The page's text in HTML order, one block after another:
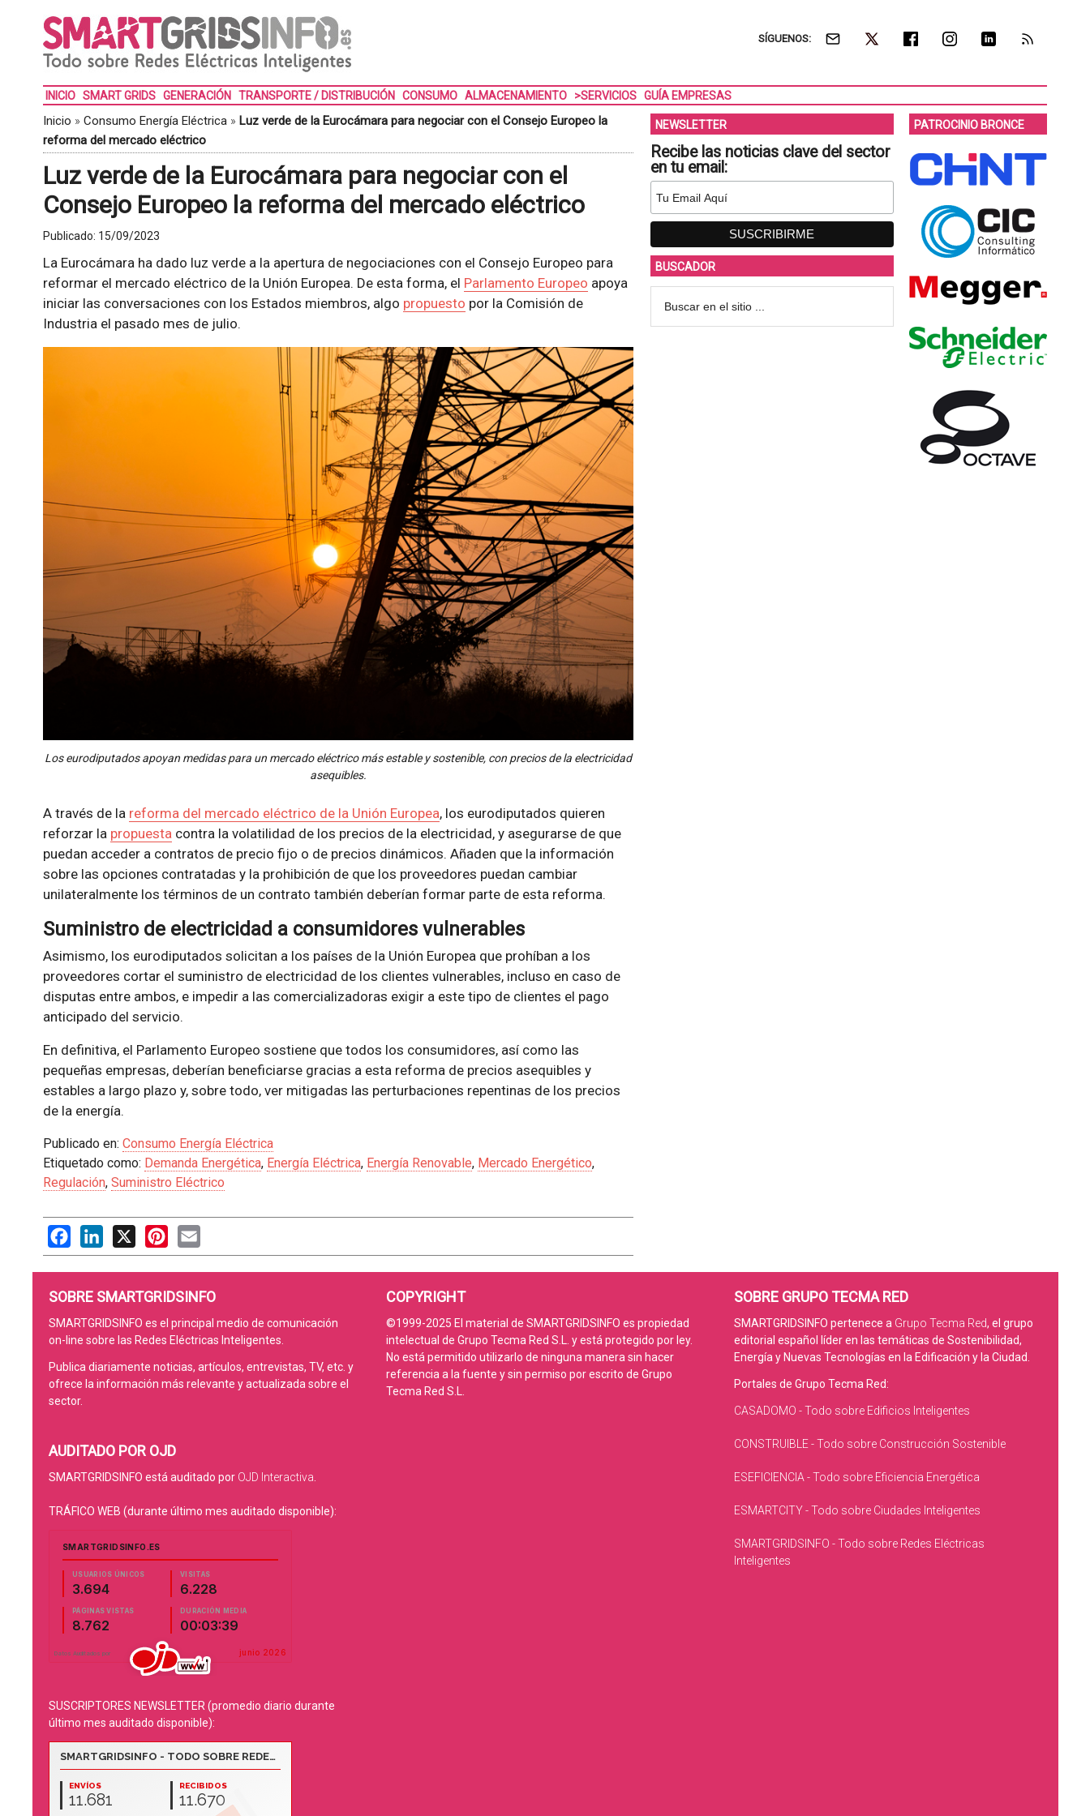
SÍGUENOS:
INICIO SMART GRIDS GENERACIÓN TRANSPORTE / DISTRIBUCIÓN CONSUMO ALMACENAMIENTO >SERVICIOS GUÍA EMPRESAS
Inicio » Consumo Energía Eléctrica» Luz verde de la Eurocámara para negociar con el Consejo Europeo la
reforma del mercado eléctrico
Luz verde de la Eurocámara para negociar con el
Consejo Europeo la reforma del mercado eléctrico
Publicado: 15/09/2023
La Eurocámara ha dado luz verde a la apertura de negociaciones con el Consejo Europeo para
reformar el mercado eléctrico de la Unión Europea. De esta forma, el Parlamento Europeo apoya
iniciar las conversaciones con los Estados miembros, algo propuesto por la Comisión de
Industria el pasado mes de julio.
Los eurodiputados apoyan medidas para un mercado eléctrico más estable y sostenible, con precios de la electricidad
asequibles.
A través de la reforma del mercado eléctrico de la Unión Europea, los eurodiputados quieren
reforzar la propuestacontra la volatilidad de los precios de la electricidad, y asegurarse de que
puedan acceder a contratos de precio fijo o de precios dinámicos. Añaden que la información
sobre las opciones contratadas y la prohibición de que los proveedores puedan cambiar
unilateralmente los términos de un contrato también deberían formar parte de esta reforma.
Suministro de electricidad a consumidores vulnerables
Asimismo, los eurodiputados solicitan a los países de la Unión Europea que prohíban a los
proveedores cortar el suministro de electricidad de los clientes vulnerables, incluso en caso de
disputas entre ambos, e impedir a las comercializadoras exigir a este tipo de clientes el pago
anticipado del servicio.
En definitiva, el Parlamento Europeo sostiene que todos los consumidores, así como las
pequeñas empresas, deberían beneficiarse gracias a esta reforma de precios asequibles y
estables a largo plazo y, sobre todo, ver mitigadas las perturbaciones repentinas de los precios
de la energía.
Publicado en: Consumo Energía Eléctrica
Etiquetado como: Demanda Energética, Energía Eléctrica, Energía Renovable, Mercado Energético,
Regulación, Suministro Eléctrico
FacebookLinkedIn
X PinterestEmail
NEWSLETTER
Recibe las noticias clave del sector
en tu email:
BUSCADOR
PATROCINIO BRONCE
SOBRE SMARTGRIDSINFO
SMARTGRIDSINFO es el principal medio de comunicación
on-line sobre las Redes Eléctricas Inteligentes.
Publica diariamente noticias, artículos, entrevistas, TV, etc. y
ofrece la información más relevante y actualizada sobre el
sector.
AUDITADO POR OJD
SMARTGRIDSINFO está auditado por OJD Interactiva
TRÁFICO WEB (durante último mes auditado disponible):
SUSCRIPTORES NEWSLETTER (promedio diario durante
último mes auditado disponible):
COPYRIGHT
©1999-2025 El material de SMARTGRIDSINFO es propiedad
intelectual de Grupo Tecma Red S.L. y está protegido por ley.
No está permitido utilizarlo de ninguna manera sin hacer
referencia a la fuente y sin permiso por escrito de Grupo
Tecma Red S.L.
SOBRE GRUPO TECMA RED
SMARTGRIDSINFO pertenece a Grupo Tecma Red, el grupo
editorial español líder en las temáticas de Sostenibilidad,
Energía y Nuevas Tecnologías en la Edificación y la Ciudad.
Portales de Grupo Tecma Red:
CASADOMO - Todo sobre Edificios Inteligentes
CONSTRUIBLE - Todo sobre Construcción Sostenible
ESEFICIENCIA - Todo sobre Eficiencia Energética
ESMARTCITY - Todo sobre Ciudades Inteligentes
SMARTGRIDSINFO - Todo sobre Redes Eléctricas
Inteligentes